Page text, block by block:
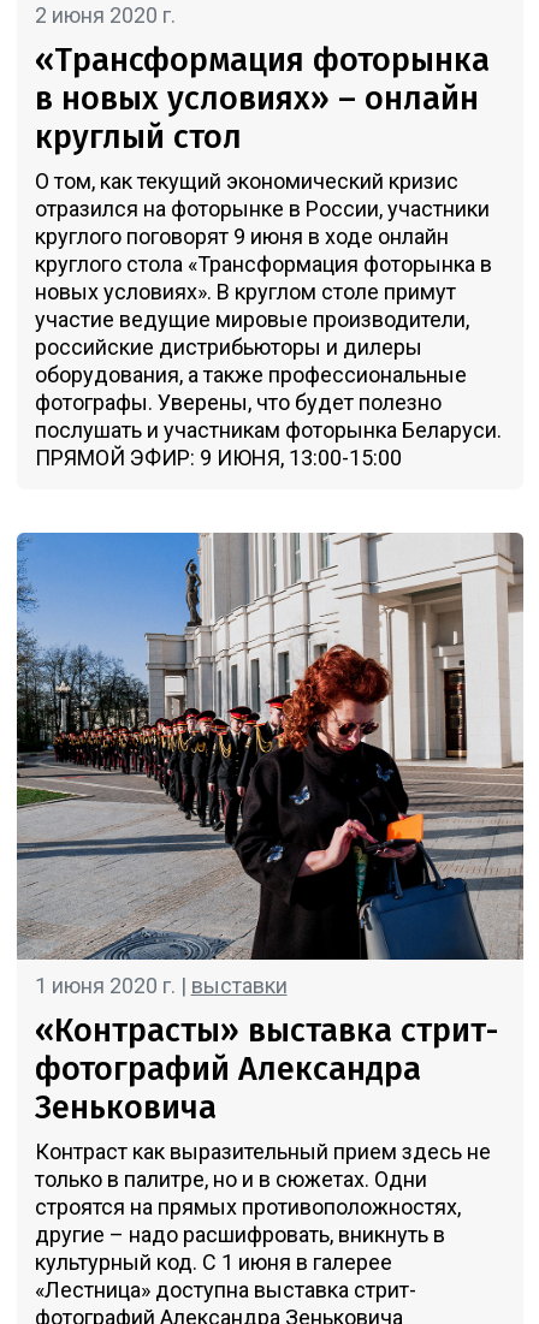
2 июня 2020 г.
«Трансформация фоторынка
в новых условиях» – онлайн
круглый стол
О том, как текущий экономический кризис
отразился на фоторынке в России, участники
круглого поговорят 9 июня в ходе онлайн
круглого стола «Трансформация фоторынка в
новых условиях». В круглом столе примут
участие ведущие мировые производители,
российские дистрибьюторы и дилеры
оборудования, а также профессиональные
фотографы. Уверены, что будет полезно
послушать и участникам фоторынка Беларуси.
ПРЯМОЙ ЭФИР: 9 ИЮНЯ, 13:00-15:00
1 июня 2020 г. | выставки
«Контрасты» выставка стрит-
фотографий Александра
Зеньковича
Контраст как выразительный прием здесь не
только в палитре, но и в сюжетах. Одни
строятся на прямых противоположностях,
другие – надо расшифровать, вникнуть в
культурный код. С 1 июня в галерее
«Лестница» доступна выставка стрит-
фотографий Александра Зеньковича